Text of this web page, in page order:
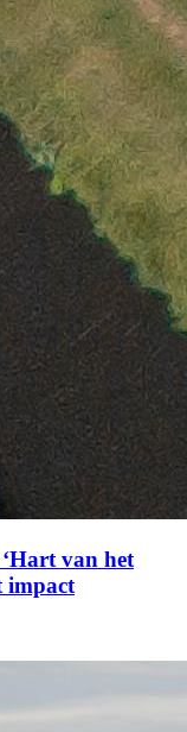
van het
impact